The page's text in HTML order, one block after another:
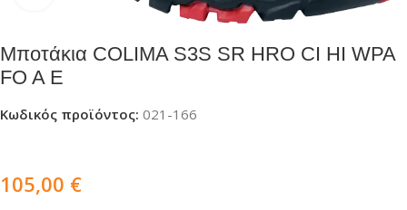
Μποτάκια COLIMA S3S SR HRO CI HI WPA
FO A E
Κωδικός προϊόντος: 021-166
105,00 €